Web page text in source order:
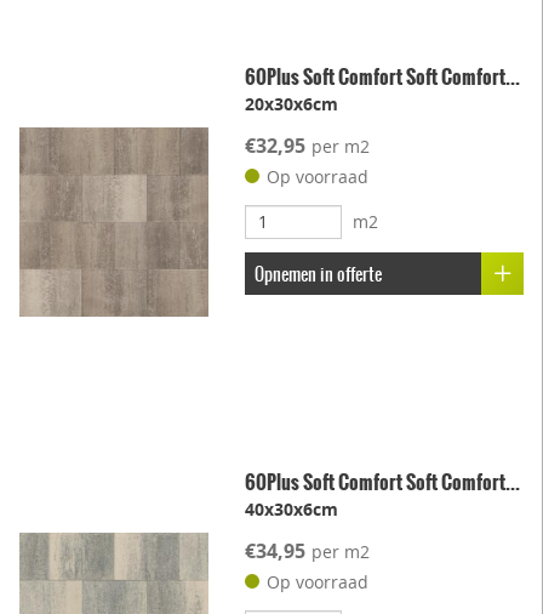
60Plus Soft Comfort Soft Comfort...
20x30x6cm
€32,95 per m2
Op voorraad
m2
Opnemen in offerte
60Plus Soft Comfort Soft Comfort...
40x30x6cm
€34,95 per m2
Op voorraad